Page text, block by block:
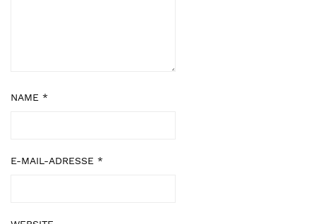
NAME *
E-MAIL-ADRESSE *